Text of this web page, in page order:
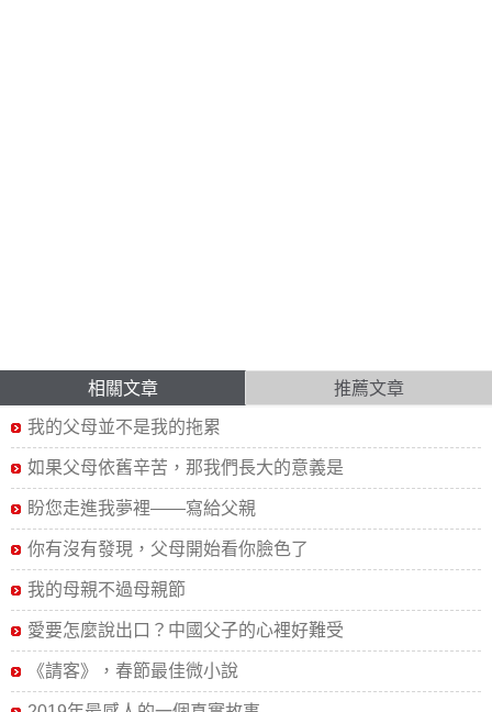
相關文章 推薦文章
我的父母並不是我的拖累
如果父母依舊辛苦，那我們長大的意義是
盼您走進我夢裡——寫給父親
你有沒有發現，父母開始看你臉色了
我的母親不過母親節
愛要怎麼說出口？中國父子的心裡好難受
《請客》，春節最佳微小說